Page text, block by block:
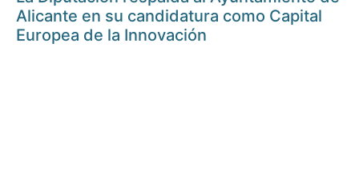
Alicante en su candidatura como Capital
Europea de la Innovación